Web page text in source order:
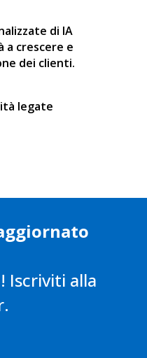
di IA
crescere e
dei clienti.
legate
Iscriviti alla